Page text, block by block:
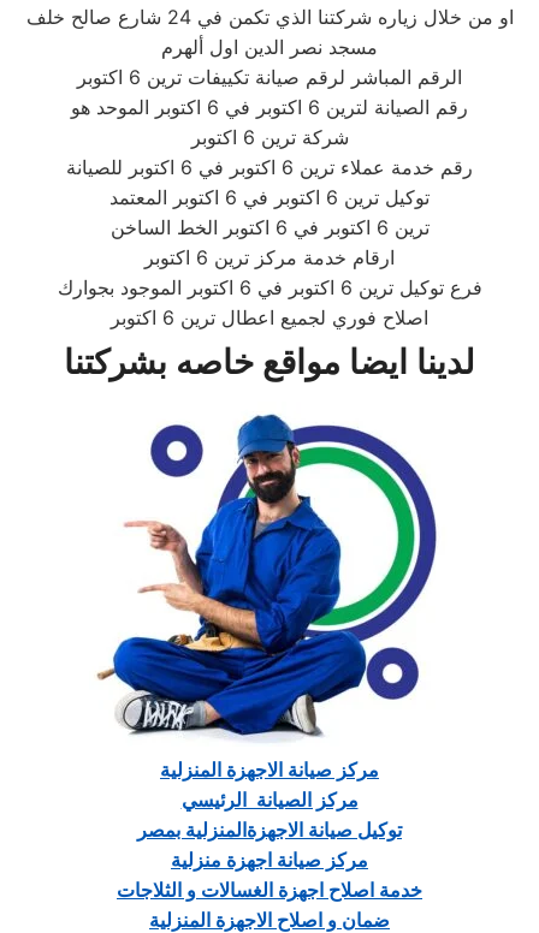
او من خلال زياره شركتنا الذي تكمن في 24 شارع صالح خلف
مسجد نصر الدين اول ألهرم
الرقم المباشر لرقم صيانة تكييفات ترين 6 اكتوبر
رقم الصيانة لترين 6 اكتوبر في 6 اكتوبر الموحد هو
شركة ترين 6 اكتوبر
رقم خدمة عملاء ترين 6 اكتوبر في 6 اكتوبر للصيانة
توكيل ترين 6 اكتوبر في 6 اكتوبر المعتمد
ترين 6 اكتوبر في 6 اكتوبر الخط الساخن
ارقام خدمة مركز ترين 6 اكتوبر
فرع توكيل ترين 6 اكتوبر في 6 اكتوبر الموجود بجوارك
اصلاح فوري لجميع اعطال ترين 6 اكتوبر
لدينا ايضا مواقع خاصه بشركتنا
مركز صيانة الاجهزة المنزلية
مركز الصيانة الرئيسي
توكيل صيانة الاجهزةالمنزلية بمصر
مركز صيانة اجهزة منزلية
خدمة اصلاح اجهزة الغسالات و الثلاجات
ضمان و اصلاح الاجهزة المنزلية